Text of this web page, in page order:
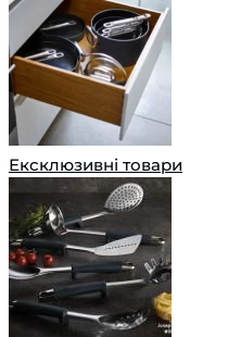
Ексклюзивні товари